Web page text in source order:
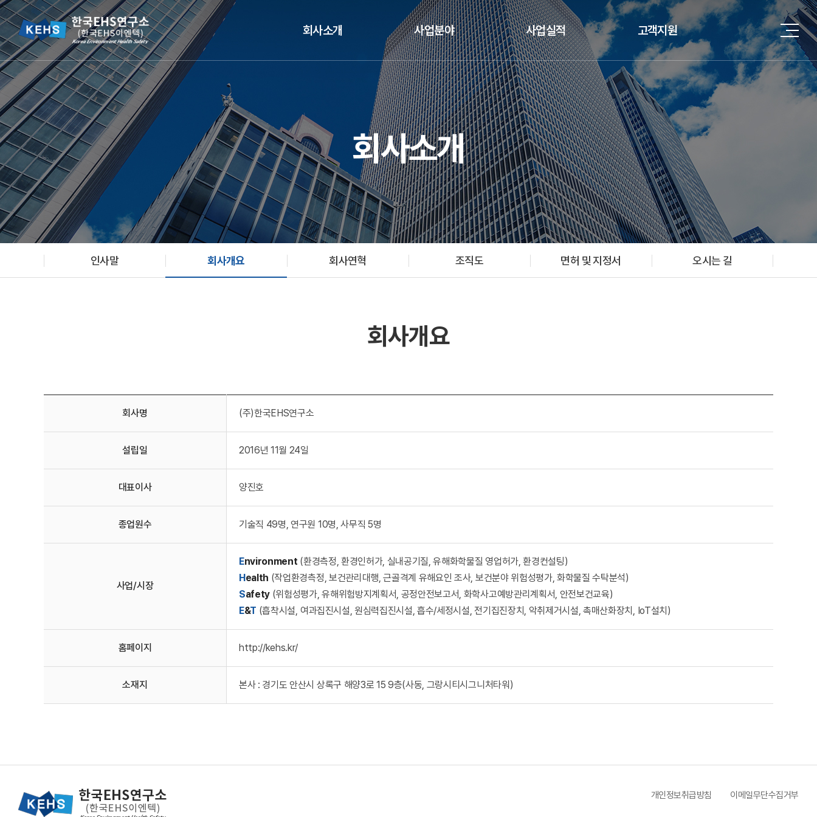
회사소개 사업분야 사업실적 고객지원
회사소개
인사말 회사개요 회사연혁 조직도 면허 및 지정서 오시는 길
회사개요
회사명 (주)한국EHS연구소
설립일 2016년 11월 24일
대표이사 양진호
종업원수 기술직 49명, 연구원 10명, 사무직 5명
사업/시장
Environment (환경측정, 환경인허가, 실내공기질, 유해화학물질 영업허가, 환경컨설팅)
Health (작업환경측정, 보건관리대행, 근골격계 유해요인 조사, 보건분야 위험성평가, 화학물질 수탁분석)
Safety (위험성평가, 유해위험방지계획서, 공정안전보고서, 화학사고예방관리계획서, 안전보건교육)
E&T (흡착시설, 여과집진시설, 원심력집진시설, 흡수/세정시설, 전기집진장치, 악취제거시설, 촉매산화장치, IoT설치)
홈페이지 http://kehs.kr/
소재지 본사 : 경기도 안산시 상록구 해양3로 15 9층(사동, 그랑시티시그니처타워)
개인정보취급방침 이메일무단수집거부